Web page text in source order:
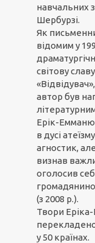
навчальних
Шербурзі.
Як
відомим у
світову
автор був
Ерік-
в дусі
агностик,
визнав
оголосив
(з 2008 р.).
Твори
перекладено
у 50 країнах.